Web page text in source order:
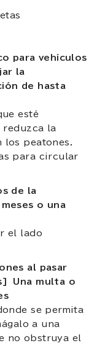
para vehículos
la
de hasta
esté
la
peatones.
para circular
de la
o una
el lado
al pasar
Una multa o
se permita
a una
no obstruya el